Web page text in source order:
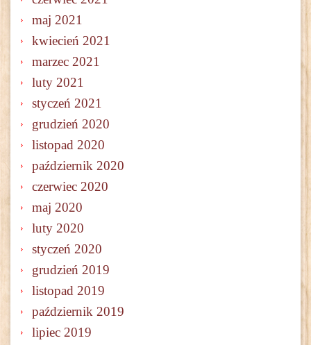
maj 2021
kwiecień 2021
marzec 2021
luty 2021
styczeń 2021
grudzień 2020
listopad 2020
październik 2020
czerwiec 2020
maj 2020
luty 2020
styczeń 2020
grudzień 2019
listopad 2019
październik 2019
lipiec 2019